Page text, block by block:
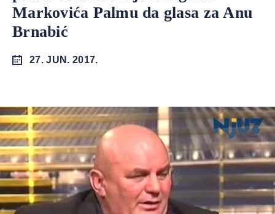
Markovića Palmu da glasa za Anu
Brnabić
27. JUN. 2017.